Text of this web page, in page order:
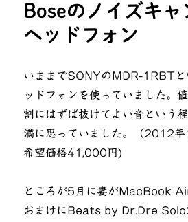
ー
の
る
に
Boseのノイズキ
ヘッドフォン
いままでSONYのMDR-1RBT
ッドフォンを使っていました。
割にはずば抜けてよい音という
満に思っていました。（2012
希望価格41,000円)
ところが5月に妻がMacBook
おまけにBeats by Dr.Dre